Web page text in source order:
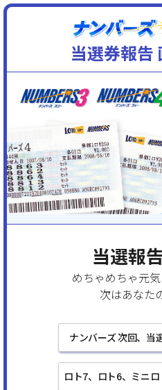
当選券報告
当選報
めちゃめちゃ元
次はあなた
ナンバーズ 次回、当
ロト7、ロト6、ミニロ